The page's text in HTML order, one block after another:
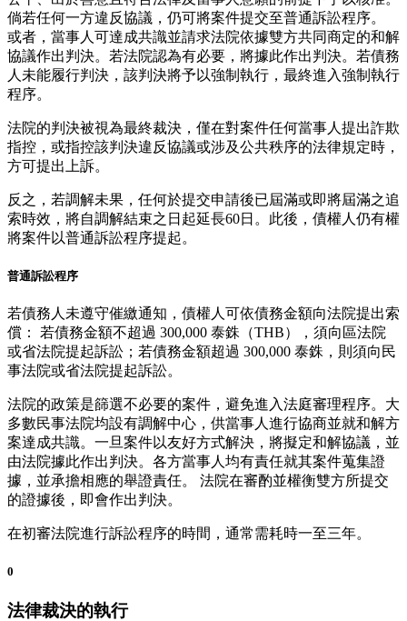
倘若任何一方違反協議，仍可將案件提交至普通訴訟程序。
或者，當事人可達成共識並請求法院依據雙方共同商定的和解
協議作出判決。若法院認為有必要，將據此作出判決。若債務
人未能履行判決，該判決將予以強制執行，最終進入強制執行
程序。
法院的判決被視為最終裁決，僅在對案件任何當事人提出詐欺
指控，或指控該判決違反協議或涉及公共秩序的法律規定時，
方可提出上訴。
反之，若調解未果，任何於提交申請後已屆滿或即將屆滿之追
索時效，將自調解結束之日起延長60日。此後，債權人仍有權
將案件以普通訴訟程序提起。
普通訴訟程序
若債務人未遵守催繳通知，債權人可依債務金額向法院提出索
償： 若債務金額不超過 300,000 泰銖（THB），須向區法院
或省法院提起訴訟；若債務金額超過 300,000 泰銖，則須向民
事法院或省法院提起訴訟。
法院的政策是篩選不必要的案件，避免進入法庭審理程序。大
多數民事法院均設有調解中心，供當事人進行協商並就和解方
案達成共識。一旦案件以友好方式解決，將擬定和解協議，並
由法院據此作出判決。各方當事人均有責任就其案件蒐集證
據，並承擔相應的舉證責任。 法院在審酌並權衡雙方所提交
的證據後，即會作出判決。
在初審法院進行訴訟程序的時間，通常需耗時一至三年。
0
法律裁決的執行